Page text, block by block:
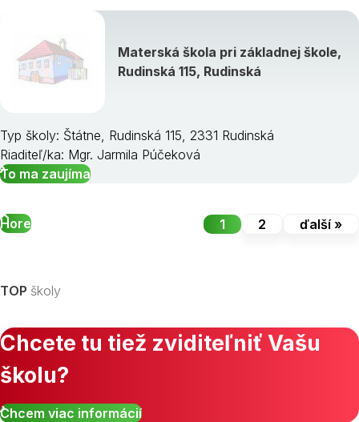
Materská škola pri základnej škole,
Rudinská 115, Rudinská
Typ školy: Štátne, Rudinská 115, 2331 Rudinská
Riaditeľ/ka: Mgr. Jarmila Púčeková
To ma zaujíma
Hore 1 2 ďalší »
TOP školy
Chcete tu tiež zviditeľniť Vašu
školu?
Chcem viac informácií